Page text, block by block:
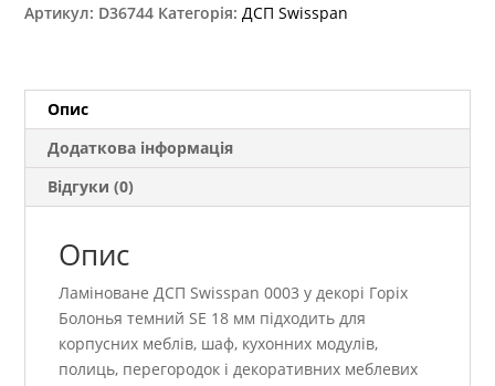
0003
темний
SE
кількість
Артикул: D36744 Категорія: ДСП Swisspan
Опис
Додаткова інформація
Відгуки (0)
Опис
Ламіноване ДСП Swisspan 0003 у декорі Горіх
Болонья темний SE 18 мм підходить для
корпусних меблів, шаф, кухонних модулів,
полиць, перегородок і декоративних меблевих